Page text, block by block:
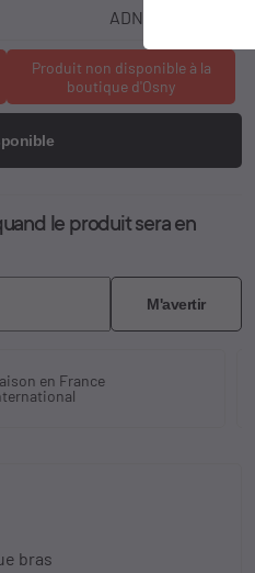
ADN-3089-DN-XS
Produit non disponible à la
boutique d'Osny
le produit sera en
M'avertir
en France
bras